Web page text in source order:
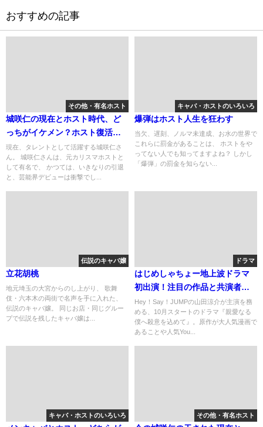
おすすめの記事
その他・有名ホスト
城咲仁の現在とホスト時代、ど
っちがイケメン？ホスト復活
は？
現在、タレントとして活躍する城咲仁さ
ん。 城咲仁さんは、元カリスマホストと
して有名で、 かつては、いきなりの引退
と、芸能界デビューは衝撃でし...
キャバ・ホストのいろいろ
爆弾はホスト人生を狂わす
当欠、遅刻、ノルマ未達成、お水の世界で
これらに罰金があることは、 ホストをや
ってない人でも知ってますよね？ しかし
「爆弾」の罰金を知らない...
伝説のキャバ嬢
立花胡桃
地元埼玉の大宮からのし上がり、 歌舞
伎・六本木の両街で名声を手に入れた、
伝説のキャバ嬢。 同じお店・同じグルー
プで伝説を残したキャバ嬢は...
ドラマ
はじめしゃちょー地上波ドラマ
初出演！注目の作品と共演者
は？
Hey！Say！JUMPの山田涼介が主演を務
める、10月スタートのドラマ『親愛なる
僕へ殺意を込めて』。原作が大人気漫画で
あることや人気You...
キャバ・ホストのいろいろ その他・有名ホスト